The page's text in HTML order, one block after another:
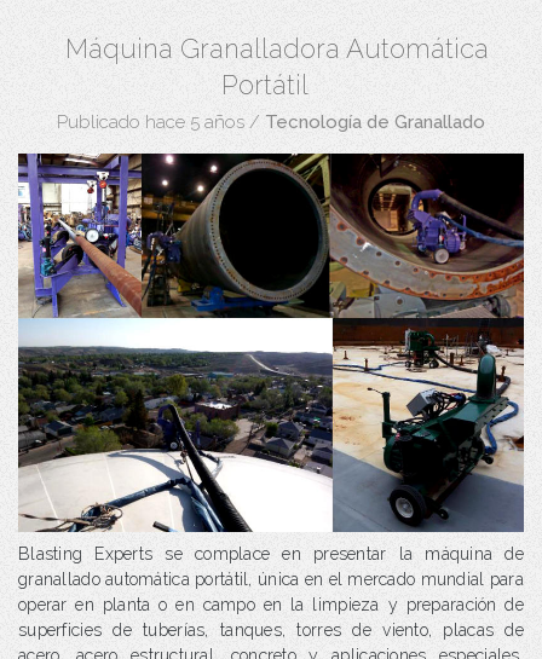
Máquina Granalladora Automática
Portátil
Publicado hace 5 años / Tecnología de Granallado
Blasting Experts se complace en presentar la máquina de
granallado automática portátil, única en el mercado mundial para
operar en planta o en campo en la limpieza y preparación de
superficies de tuberías, tanques, torres de viento, placas de